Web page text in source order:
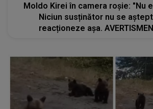
Moldo Kirei în camera roșie: "Nu
Niciun susținător nu se
reacționeze așa.